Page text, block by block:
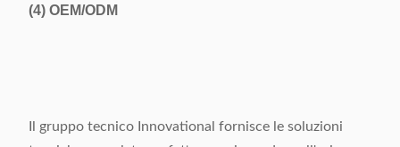
(4) OEM/ODM
Il gruppo tecnico Innovational fornisce le soluzioni